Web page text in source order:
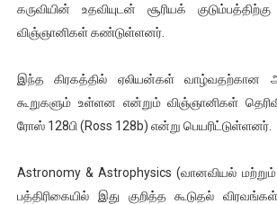
ஐ.நா முன்றலில் சீரற்ற காலநிலையிலும்
ஜனாதிபதி ஐக்கிய நாடுகளின் பொதுச்
வலிமை தான் அஜித் திரைப்பயணத்திலே
கருவியின் உதவியுடன் சூரியக்
விஞ்ஞானிகள் கண்டுள்ளனர்.
இந்த கிரகத்தில் ஏலியன்கள் வாழ்வதற்கான
கூறுகளும் உள்ளன என்றும் விஞ்ஞானிகள்
ரோஸ் 128பி (Ross 128b) என்று பெயரிட்டுள்ளனர்.
Astronomy & Astrophysics (வானவியல்
பத்திரிகையில் இது குறித்த கூடுதல்